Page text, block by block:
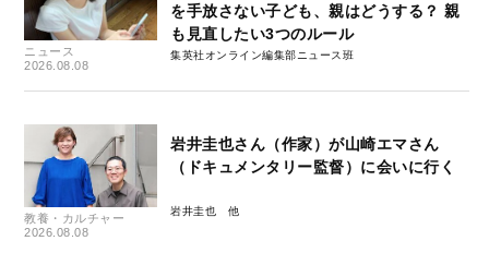
ニュース
2026.08.08
を手放さない子ども、親はどうする？ 親
も見直したい3つのルール
集英社オンライン編集部ニュース班
教養・カルチャー
2026.08.08
岩井圭也さん（作家）が山崎エマさん
（ドキュメンタリー監督）に会いに行く
岩井圭也